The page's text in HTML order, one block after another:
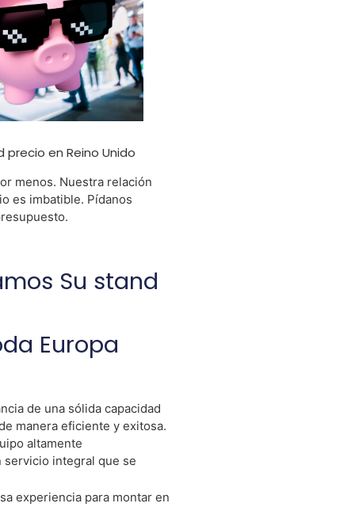
precio en Reino Unido
menos. Nuestra relación
es imbatible. Pídanos
Su stand
Europa
de una sólida capacidad
manera eficiente y exitosa.
altamente
integral que se
experiencia para montar en